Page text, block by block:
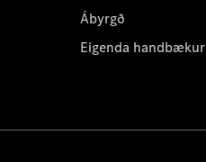
Ábyrgð
Eigenda handbækur